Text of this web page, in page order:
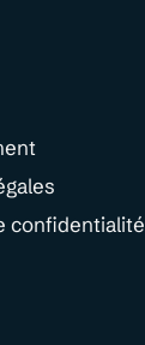
confidentialité